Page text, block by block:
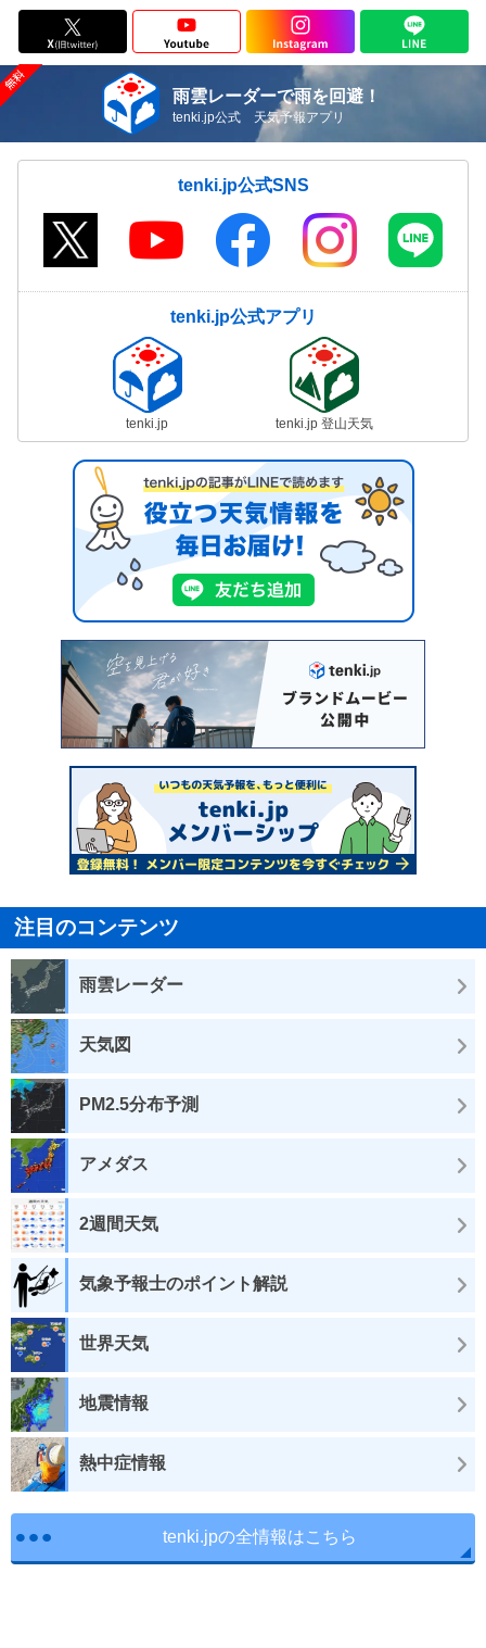
雨雲レーダーで雨を回避！
tenki.jp公式 天気予報アプリ
tenki.jp公式SNS
tenki.jp公式アプリ
tenki.jp tenki.jp 登山天気
注目のコンテンツ
雨雲レーダー
天気図
PM2.5分布予測
アメダス
2週間天気
気象予報士のポイント解説
世界天気
地震情報
熱中症情報
tenki.jpの全情報はこちら